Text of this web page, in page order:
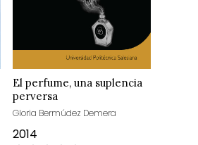
El perfume, una suplencia
perversa
Gloria Bermúdez Demera
2014